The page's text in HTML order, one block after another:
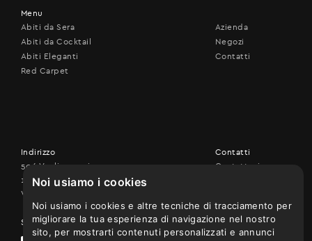
Noi usiamo i cookies
Noi usiamo i cookies e altre tecniche di tracciamento per
migliorare la tua esperienza di navigazione nel nostro
sito, per mostrarti contenuti personalizzati e annunci
Menu
Abiti da Sera
Abiti da Cocktail
Abiti Eleganti
Red Carpet
Azienda
Negozi
Contatti
Indirizzo
506 Vouliagmenis ave.,
17456 Alimos
Vedi sulla mappa
Seguici su
Contatti
Contattaci